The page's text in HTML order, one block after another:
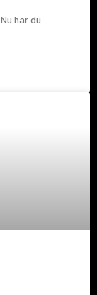
har du